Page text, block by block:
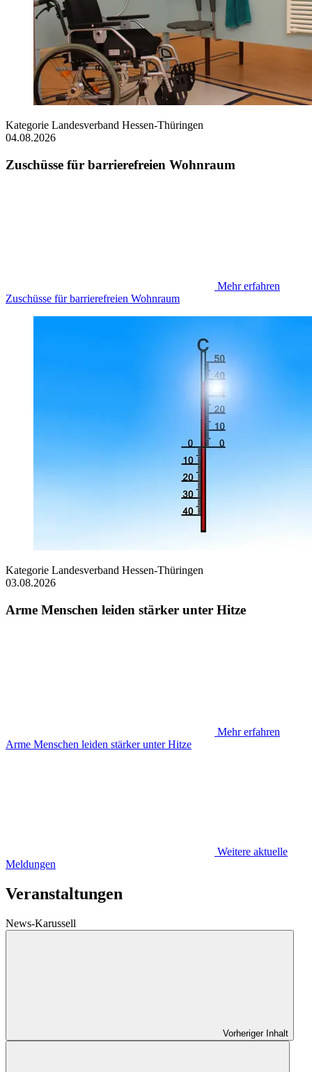
Kategorie Landesverband Hessen-Thüringen
04.08.2026
Zuschüsse für barrierefreien Wohnraum
Mehr erfahren
Zuschüsse für barrierefreien Wohnraum
Kategorie Landesverband Hessen-Thüringen
03.08.2026
Arme Menschen leiden stärker unter Hitze
Mehr erfahren
Arme Menschen leiden stärker unter Hitze
Weitere aktuelle
Meldungen
Veranstaltungen
News-Karussell
Vorheriger Inhalt